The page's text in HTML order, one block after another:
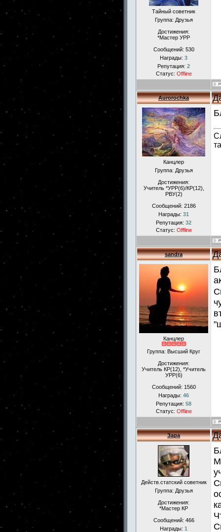
Тайный советник
Группа: Друзья
Достижения:
*Мастер УРР
Сообщений: 530
Награды: 3
Репутация: 2
Статус: Offline
Aurorochka
Канцлер
Группа: Друзья
Достижения:
Учитель *УРР(6)/КР(12),
РВУ(2)
Сообщений: 2186
Награды: 31
Репутация: 32
Статус: Offline
sandra
Канцлер
Группа: Высший Круг
Достижения:
Учитель КР(12), *Учитель
УРР(6)
Сообщений: 1560
Награды: 46
Репутация: 58
Статус: Offline
Зара
Действ.статский советник
Группа: Друзья
Достижения:
*Мастер КР
Сообщений: 466
Награды: 1